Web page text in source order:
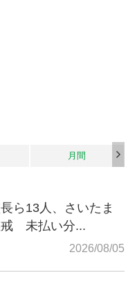
月間
ら13人、さいたま
戒 未払い分...
2026/08/05